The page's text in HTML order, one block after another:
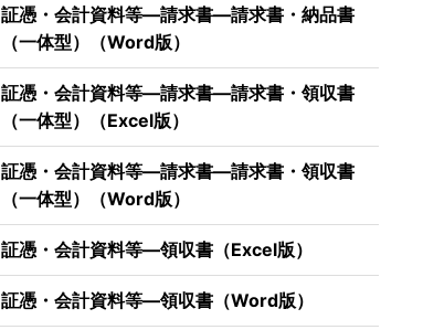
証憑・会計資料等―請求書―請求書・納品書
（一体型）（Word版）
証憑・会計資料等―請求書―請求書・領収書
（一体型）（Excel版）
証憑・会計資料等―請求書―請求書・領収書
（一体型）（Word版）
証憑・会計資料等―領収書（Excel版）
証憑・会計資料等―領収書（Word版）